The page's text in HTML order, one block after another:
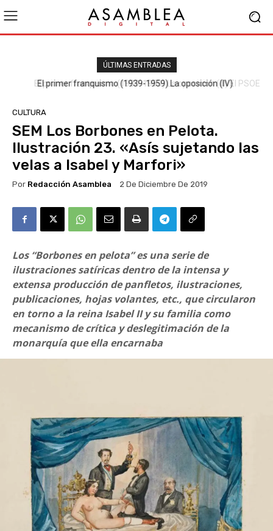
ÚLTIMAS ENTRADAS
El primer franquismo (1939-1959) La oposición (III) El PSOE
CULTURA
SEM Los Borbones en Pelota.
Ilustración 23. «Asís sujetando las
velas a Isabel y Marfori»
Por Redacción Asamblea 2 De Diciembre De 2019
Los “Borbones en pelota” es una serie de
ilustraciones satíricas dentro de la intensa y
extensa producción de panfletos, ilustraciones,
publicaciones, hojas volantes, etc., que circularon
en torno a la reina Isabel II y su familia como
mecanismo de crítica y deslegitimación de la
monarquía que ella encarnaba